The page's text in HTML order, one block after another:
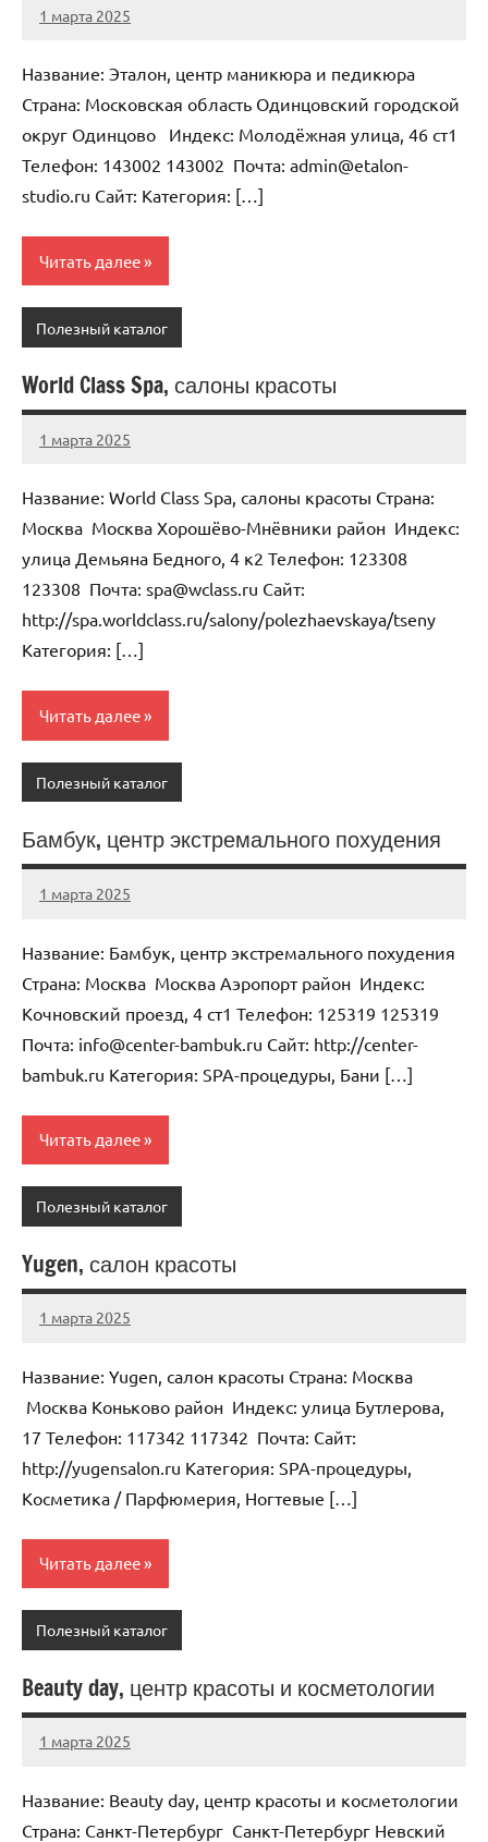
1 марта 2025
Anisa
Нет
Название: Эталон, центр маникюра и педикюра
Страна: Московская область Одинцовский городской
округ Одинцово Индекс: Молодёжная улица, 46 ст1
Телефон: 143002 143002 Почта: admin@etalon-
studio.ru Cайт: Категория: […]
Читать далее
Полезный каталог
World Class Spa, салоны красоты
1 марта 2025
Anisa
Нет
Название: World Class Spa, салоны красоты Страна:
Москва Москва Хорошёво-Мнёвники район Индекс:
улица Демьяна Бедного, 4 к2 Телефон: 123308
123308 Почта: spa@wclass.ru Cайт:
http://spa.worldclass.ru/salony/polezhaevskaya/tseny
Категория: […]
Читать далее
Полезный каталог
Бамбук, центр экстремального похудения
1 марта 2025
Anisa
Нет
Название: Бамбук, центр экстремального похудения
Страна: Москва Москва Аэропорт район Индекс:
Кочновский проезд, 4 ст1 Телефон: 125319 125319
Почта: info@center-bambuk.ru Cайт: http://center-
bambuk.ru Категория: SPA-процедуры, Бани […]
Читать далее
Полезный каталог
Yugen, салон красоты
1 марта 2025
Anisa
Нет
Название: Yugen, салон красоты Страна: Москва
Москва Коньково район Индекс: улица Бутлерова,
17 Телефон: 117342 117342 Почта: Cайт:
http://yugensalon.ru Категория: SPA-процедуры,
Косметика / Парфюмерия, Ногтевые […]
Читать далее
Полезный каталог
Beauty day, центр красоты и косметологии
1 марта 2025
Anisa
Нет
Название: Beauty day, центр красоты и косметологии
Страна: Санкт-Петербург Санкт-Петербург Невский